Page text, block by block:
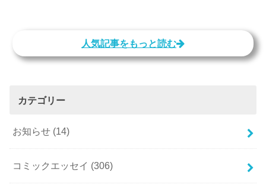
人気記事をもっと読む
カテゴリー
お知らせ (14)
コミックエッセイ (306)